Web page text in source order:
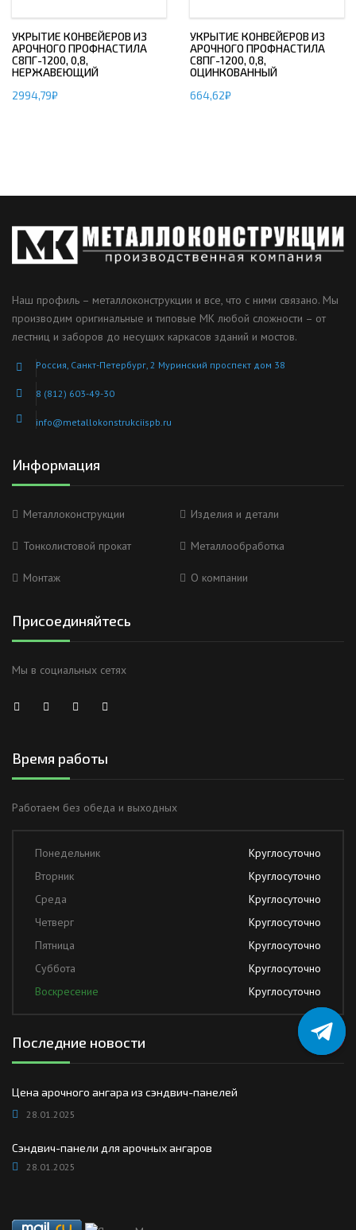
УКРЫТИЕ КОНВЕЙЕРОВ ИЗ
АРОЧНОГО ПРОФНАСТИЛА
С8ПГ-1200, 0,8,
НЕРЖАВЕЮЩИЙ
2994,79₽
УКРЫТИЕ КОНВЕЙЕРОВ ИЗ
АРОЧНОГО ПРОФНАСТИЛА
С8ПГ-1200, 0,8,
ОЦИНКОВАННЫЙ
664,62₽
Наш профиль – металлоконструкции и все, что с ними связано. Мы
производим оригинальные и типовые МК любой сложности – от
лестниц и заборов до несущих каркасов зданий и мостов.
Россия, Санкт-Петербург, 2 Муринский проспект дом 38
8 (812) 603-49-30
info@metallokonstrukciispb.ru
Информация
Металлоконструкции Изделия и детали
Тонколистовой прокат Металлообработка
Монтаж О компании
Присоединяйтесь
Мы в социальных сетях
Время работы
Работаем без обеда и выходных
Понедельник
Круглосуточно
Вторник
Круглосуточно
Среда
Круглосуточно
Четверг
Круглосуточно
Пятница
Круглосуточно
Суббота
Круглосуточно
Воскресение
Круглосуточно
Последние новости
Цена арочного ангара из сэндвич-панелей
28.01.2025
Сэндвич-панели для арочных ангаров
28.01.2025